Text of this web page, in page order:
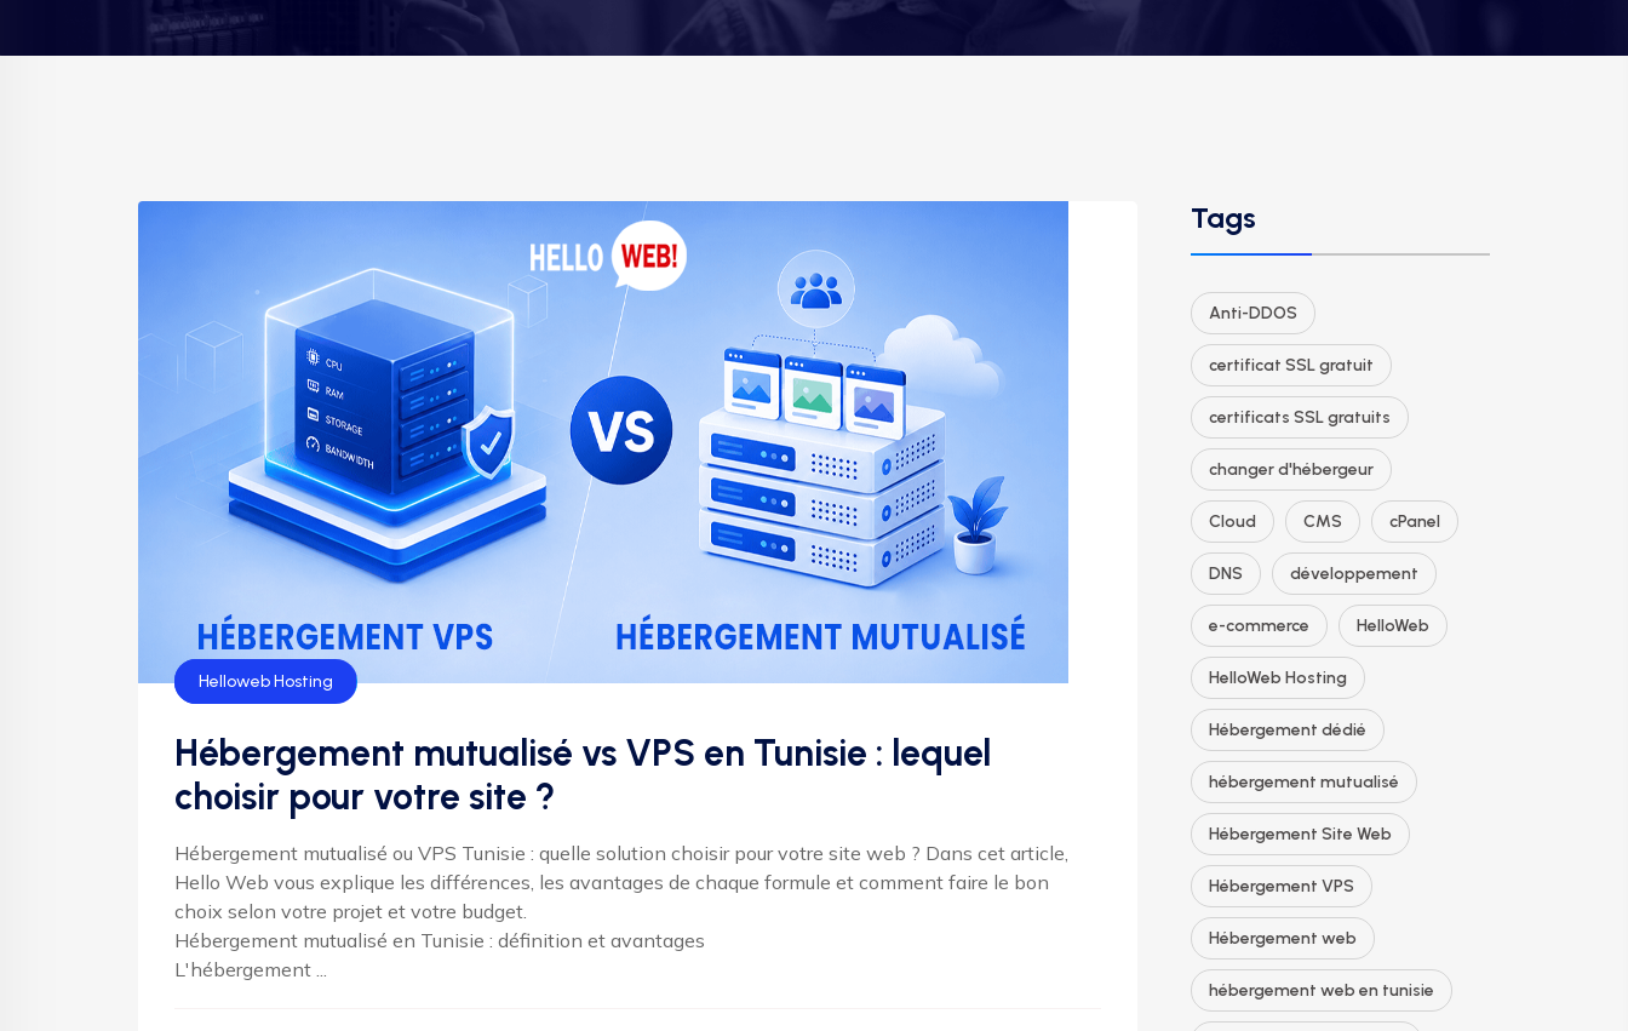
Hébergement
Helloweb Hosting
Hébergement mutualisé vs VPS en Tunisie : lequel
choisir pour votre site ?
Hébergement mutualisé ou VPS Tunisie : quelle solution choisir pour votre site web ? Dans cet article,
Hello Web vous explique les différences, les avantages de chaque formule et comment faire le bon
choix selon votre projet et votre budget.
Hébergement mutualisé en Tunisie : définition et avantages
L'hébergement ...
Tags
Anti-DDOS
certificat SSL gratuit
certificats SSL gratuits
changer d'hébergeur
Cloud CMS cPanel
DNS développement
e-commerce HelloWeb
HelloWeb Hosting
Hébergement dédié
hébergement mutualisé
Hébergement Site Web
Hébergement VPS
Hébergement web
hébergement web en tunisie